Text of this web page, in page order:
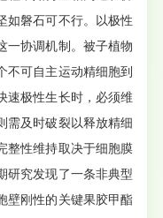
如磐石可不行。以极性
一协调机制。被子植物
不可自主运动精细胞到
速极性生长时，必须维
需及时破裂以释放精细
整性维持取决于细胞膜
研究发现了一条非典型
壁刚性的关键果胶甲酯